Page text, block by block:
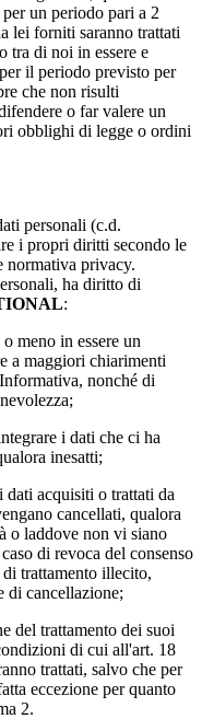
un periodo pari a 2
lei forniti saranno trattati
tra di noi in essere e
il periodo previsto per
che non risulti
o far valere un
obblighi di legge o ordini
personali (c.d.
i propri diritti secondo le
normativa privacy.
ha diritto di
:
meno in essere un
a maggiori chiarimenti
nonché di
i dati che ci ha
inesatti;
dati acquisiti o trattati da
cancellati, qualora
o laddove non vi siano
di revoca del consenso
trattamento illecito,
di cancellazione;
del trattamento dei suoi
di cui all'art. 18
trattati, salvo che per
eccezione per quanto
2.